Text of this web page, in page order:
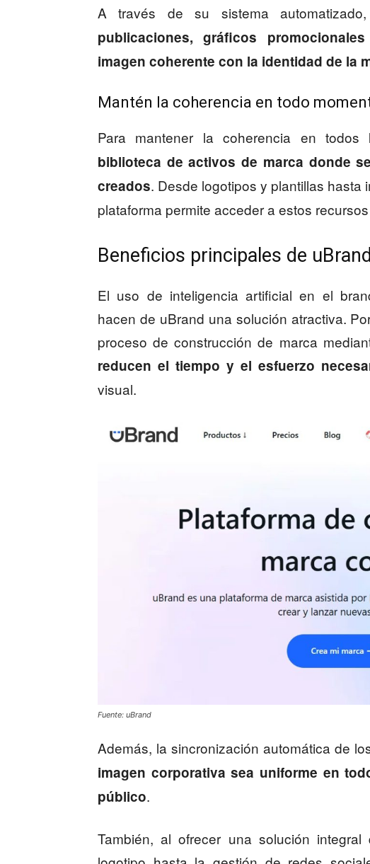
A través de su sistema automatizado,
publicaciones, gráficos
imagen coherente con la identidad de la
Mantén la coherencia en todo
Para mantener la coherencia en todos
biblioteca de activos de marca donde
creados. Desde logotipos y plantillas
plataforma permite acceder a estos
Beneficios principales de
El uso de inteligencia artificial en el
hacen de uBrand una solución atractiva.
proceso de construcción de marca
reducen el tiempo y el esfuerzo
visual.
Fuente: uBrand
Además, la sincronización automática de
imagen corporativa sea uniforme en
público.
También, al ofrecer una solución